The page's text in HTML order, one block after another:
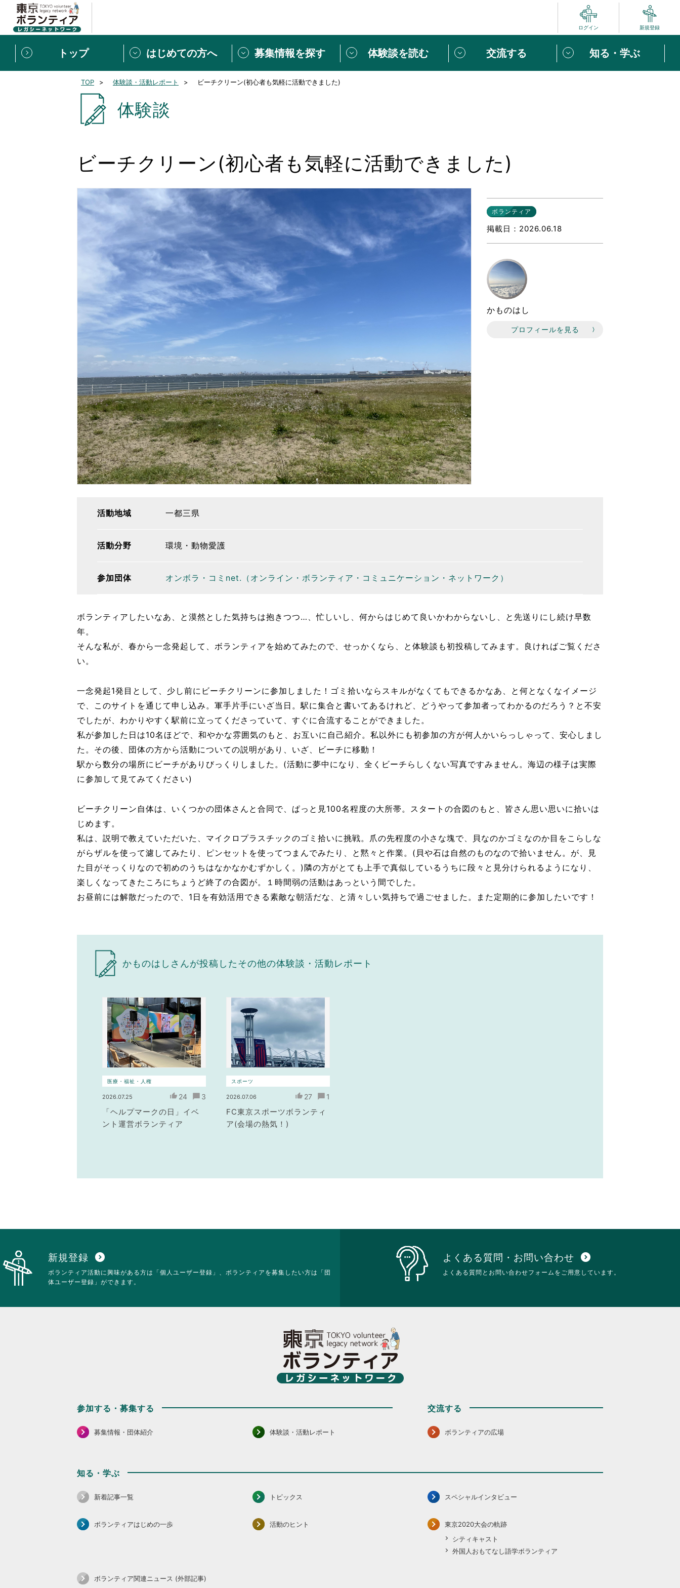
ログイン 新規登録
トップ はじめての方へ
新規登録
東京ボランティアレガシーネットワークとは ボランティアはじめての方へ
あなたにぴったりなボランティアをチェック！
ボランティア みんなのVOICE
VLNポイントとは 中高生が参加できるボランティア
募集情報を探す
募集情報
体験談を読む
[個人] 体験談
交流する
ボランティアの広場
知る・学ぶ
新着記事一覧
ボランティアはじめの一歩
東京2020大会の軌跡
シティキャスト
おもてなし語学ボランティア
ボランティア関連ニュース（外部記事）
TOP 体験談・活動レポート ビーチクリーン(初心者も気軽に活動できました)
体験談
ビーチクリーン(初心者も気軽に活動できました)
ボランティア
掲載日 2026.06.18
かものはし
プロフィールを見る
活動地域 一都三県
活動分野 環境・動物愛護
参加団体 オンボラ・コミnet.（オンライン・ボランティア・コミュニケーション・ネットワーク）
ボランティアしたいなあ、と漠然とした気持ちは抱きつつ…、忙しいし、何からはじめて良いかわからないし、と先送りにし続け早数
年。
そんな私が、春から一念発起して、ボランティアを始めてみたので、せっかくなら、と体験談も初投稿してみます。良ければご覧くださ
い。
一念発起1発目として、少し前にビーチクリーンに参加しました！ゴミ拾いならスキルがなくてもできるかなあ、と何となくなイメージ
で、このサイトを通じて申し込み。軍手片手にいざ当日。駅に集合と書いてあるけれど、どうやって参加者ってわかるのだろう？と不安
でしたが、わかりやすく駅前に立ってくださっていて、すぐに合流することができました。
私が参加した日は10名ほどで、和やかな雰囲気のもと、お互いに自己紹介。私以外にも初参加の方が何人かいらっしゃって、安心しまし
た。その後、団体の方から活動についての説明があり、いざ、ビーチに移動！
駅から数分の場所にビーチがありびっくりしました。(活動に夢中になり、全くビーチらしくない写真ですみません。海辺の様子は実際
に参加して見てみてください)
ビーチクリーン自体は、いくつかの団体さんと合同で、ぱっと見100名程度の大所帯。スタートの合図のもと、皆さん思い思いに拾いは
じめます。
私は、説明で教えていただいた、マイクロプラスチックのゴミ拾いに挑戦。爪の先程度の小さな塊で、貝なのかゴミなのか目をこらしな
がらザルを使って濾してみたり、ピンセットを使ってつまんでみたり、と黙々と作業。(貝や石は自然のものなので拾いません。が、見
た目がそっくりなので初めのうちはなかなかむずかしく。)隣の方がとても上手で真似しているうちに段々と見分けられるようになり、
楽しくなってきたころにちょうど終了の合図が。１時間弱の活動はあっという間でした。
お昼前には解散だったので、1日を有効活用できる素敵な朝活だな、と清々しい気持ちで過ごせました。また定期的に参加したいです！
かものはしさんが投稿したその他の体験談・活動レポート
医療・福祉・人権
2026.07.25 24 3
「ヘルプマークの日」イベ
ント運営ボランティア
スポーツ
2026.07.06 27 1
FC東京スポーツボランティ
ア(会場の熱気！)
新規登録 expand_circle_down
ボランティア活動に興味がある方は「個人ユーザー登録」、ボランティアを募集したい方は「団
体ユーザー登録」ができます。
よくある質問・お問い合わせ expand_circle_down
よくある質問とお問い合わせフォームをご用意しています。
参加する・募集する
募集情報・団体紹介 体験談・活動レポート
交流する
ボランティアの広場
知る・学ぶ
新着記事一覧 トピックス スペシャルインタビュー
ボランティアはじめの一歩 活動のヒント
東京2020大会の軌跡
シティキャスト
外国人おもてなし語学ボランティア
ボランティア関連ニュース (外部記事)